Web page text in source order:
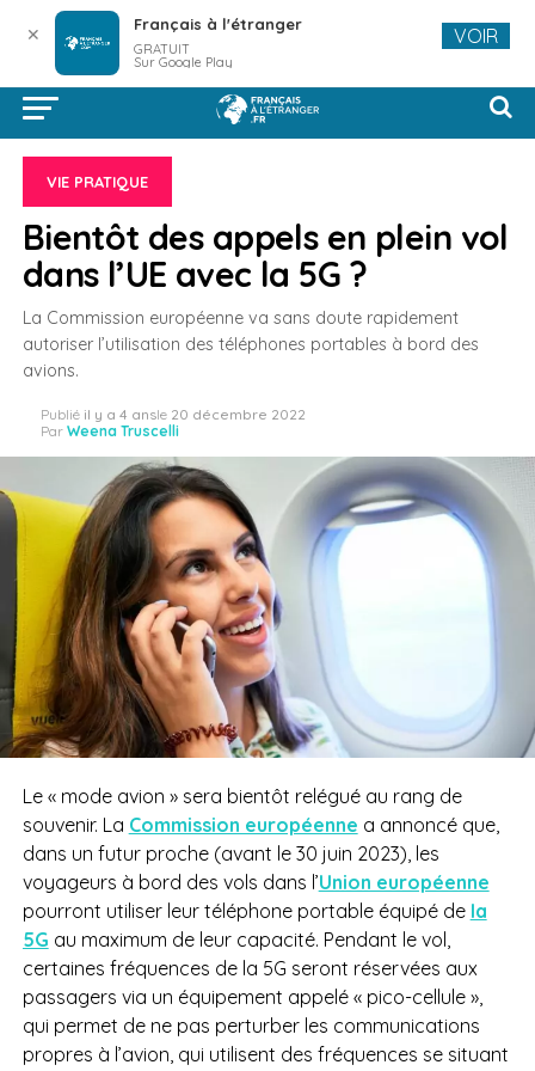
VIE PRATIQUE
Bientôt des appels en plein vol
dans l’UE avec la 5G ?
La Commission européenne va sans doute rapidement
autoriser l’utilisation des téléphones portables à bord des
avions.
Publié il y a 4 ansle 20 décembre 2022
Par Weena Truscelli
Le « mode avion » sera bientôt relégué au rang de
souvenir. La Commission européenne a annoncé que,
dans un futur proche (avant le 30 juin 2023), les
voyageurs à bord des vols dans l’Union européenne
pourront utiliser leur téléphone portable équipé de la
5G au maximum de leur capacité. Pendant le vol,
certaines fréquences de la 5G seront réservées aux
passagers via un équipement appelé « pico-cellule »,
qui permet de ne pas perturber les communications
propres à l’avion, qui utilisent des fréquences se situant
✕ Français à l'étranger
GRATUIT
Sur Google Play
VOIR